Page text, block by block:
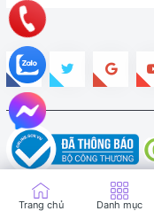
Bản quyền thuộc về
Trang chủ Danh mục